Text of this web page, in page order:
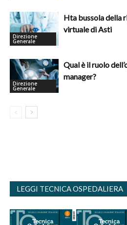
Direzione
Generale
Hta bussola della
virtuale di Asti
Direzione
Generale
Qual è il ruolo
manager?
LEGGI TECNICA OSPEDALIERA